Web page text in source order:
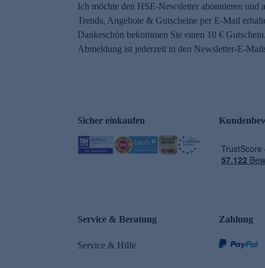
Ich möchte den HSE-Newsletter abonnieren und
Trends, Angebote & Gutscheine per E-Mail
Dankeschön bekommen Sie einen 10 €
Abmeldung ist jederzeit in den Newsletter-E-
Sicher einkaufen
Service & Beratung
Service & Hilfe
Zahlung